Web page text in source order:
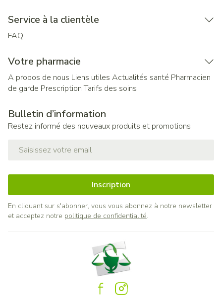
Service à la clientèle
FAQ
Votre pharmacie
A propos de nous Liens utiles Actualités santé Pharmacien
de garde Prescription Tarifs des soins
Bulletin d’information
Restez informé des nouveaux produits et promotions
Inscription
En cliquant sur s'abonner, vous vous abonnez à notre newsletter
et acceptez notre politique de confidentialité.